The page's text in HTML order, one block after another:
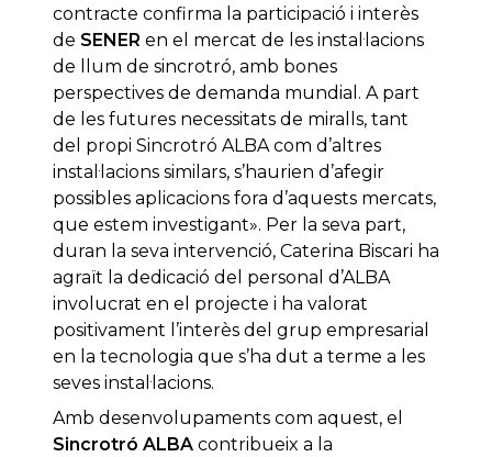
contracte confirma la participació i interès
de SENER en el mercat de les instal·lacions
de llum de sincrotró, amb bones
perspectives de demanda mundial. A part
de les futures necessitats de miralls, tant
del propi Sincrotró ALBA com d’altres
instal·lacions similars, s’haurien d’afegir
possibles aplicacions fora d’aquests mercats,
que estem investigant». Per la seva part,
duran la seva intervenció, Caterina Biscari ha
agraït la dedicació del personal d’ALBA
involucrat en el projecte i ha valorat
positivament l’interès del grup empresarial
en la tecnologia que s’ha dut a terme a les
seves instal·lacions.
Amb desenvolupaments com aquest, el
Sincrotró ALBA contribueix a la